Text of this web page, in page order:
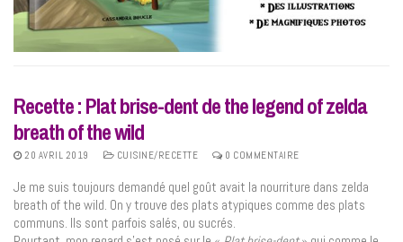
Recette : Plat brise-dent de the legend of zelda
breath of the wild
20 AVRIL 2019 CUISINE/RECETTE 0 COMMENTAIRE
Je me suis toujours demandé quel goût avait la nourriture dans zelda
breath of the wild. On y trouve des plats atypiques comme des plats
communs. Ils sont parfois salés, ou sucrés.